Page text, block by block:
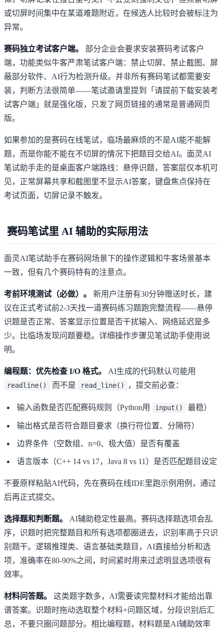
或切屏时间集中在某道难题附近，在候选人比较时会被标注为
异常。
赛码独立考试客户端。
部分企业会要求安装赛码考试客户
端，功能类似牛客严肃笔试客户端：禁止切屏、禁止截图、屏
蔽部分软件、AI行为检测升级。并非所有赛码笔试都需要安
装，判断方法很简单——笔试邀请里提到「请提前下载安装考
试客户端」就是强化版，只发了网页链接的通常是普通网页
版。
如果参加的是赛码在线笔试，临场最麻烦的不是AI能不能解
题，而是你能不能在不切屏的情况下把题目交给AI。 面灵AI
笔试助手走的是桌面客户端路线：悬停识题，答案层仅本机可
见，正常屏幕共享和截图里不显示AI答案，键盘焦点保持在
考试页面，切屏记录不触发。
赛码笔试里 AI 辅助的实际用法
面灵AI笔试助手在赛码网场景下的操作逻辑和牛客场景基本
一致，但有几个赛码特有的注意点。
考前环境测试（必做）。
新用户注册有30分钟赠送时长，建
议在正式考试前2-3天找一道赛码练习题跑完整流程——悬停
识题是否正常、答案显示位置是否干扰输入、网络延迟是多
少。比临场发现问题要稳。详细操作步骤见笔试助手使用说
明。
编程题：优先检查 I/O 格式。 AI生成的代码默认可能用
readline() 而不是 read_line() ，提交前必查：
输入函数是否匹配赛码规则（Python用 input() 最稳）
输出格式是否符合题目要求（换行符位置、分隔符）
边界条件（空数组、n=0、极大值）是否有覆盖
语言版本（C++ 14 vs 17，Java 8 vs 11）是否匹配题目设定
不要原样粘贴AI代码，先在赛码在线IDE里跑示例用例，通过
后再正式提交。
选择题和判断题。
AI辅助稳定性最高。赛码选择题选项会乱
序，识题时把完整题目和所有选项都圈进去，识别率高于只识
别题干。逻辑推理类、语言基础类题目，AI直接给分析和选
项，准确率在80-90%之间，时间紧时用来过滤明显选项很有
效率。
材料问答题。
这类题字数多，AI需要读完整材料才能给出靠
谱答案。识题时拖动选取整个材料+问题区域，分段识别后汇
总，不要只圈问题部分。相比编程题，材料题是AI辅助效率